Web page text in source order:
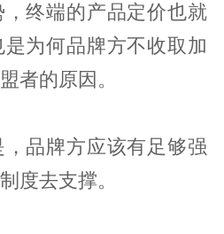
终端的产品定价也就
为何品牌方不收取加
者的原因。
品牌方应该有足够强
度去支撑。